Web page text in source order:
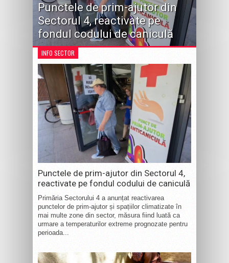
Punctele de prim-ajutor din
Sectorul 4, reactivate pe
fondul codului de caniculă
INFO SECTOR
Punctele de prim-ajutor din Sectorul 4,
reactivate pe fondul codului de caniculă
Primăria Sectorului 4 a anunțat reactivarea
punctelor de prim-ajutor și spațiilor climatizate în
mai multe zone din sector, măsura fiind luată ca
urmare a temperaturilor extreme prognozate pentru
perioada...